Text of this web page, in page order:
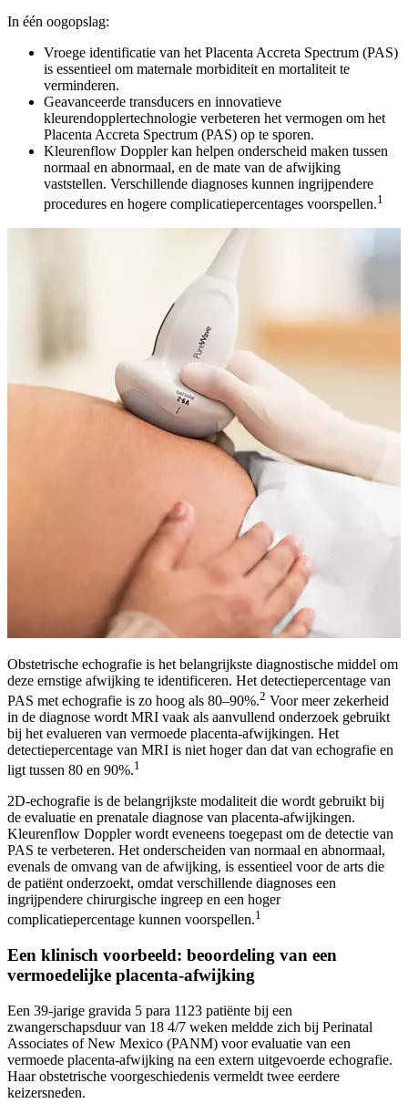
In één oogopslag:
Vroege identificatie van het Placenta Accreta Spectrum (PAS)
is essentieel om maternale morbiditeit en mortaliteit te
verminderen.
Geavanceerde transducers en innovatieve
kleurendopplertechnologie verbeteren het vermogen om het
Placenta Accreta Spectrum (PAS) op te sporen.
Kleurenflow Doppler kan helpen onderscheid maken tussen
normaal en abnormaal, en de mate van de afwijking
vaststellen. Verschillende diagnoses kunnen ingrijpendere
procedures en hogere complicatiepercentages voorspellen.1
Obstetrische echografie is het belangrijkste diagnostische middel om
deze ernstige afwijking te identificeren. Het detectiepercentage van
PAS met echografie is zo hoog als 80–90%.2 Voor meer zekerheid
in de diagnose wordt MRI vaak als aanvullend onderzoek gebruikt
bij het evalueren van vermoede placenta-afwijkingen. Het
detectiepercentage van MRI is niet hoger dan dat van echografie en
ligt tussen 80 en 90%.1
2D-echografie is de belangrijkste modaliteit die wordt gebruikt bij
de evaluatie en prenatale diagnose van placenta-afwijkingen.
Kleurenflow Doppler wordt eveneens toegepast om de detectie van
PAS te verbeteren. Het onderscheiden van normaal en abnormaal,
evenals de omvang van de afwijking, is essentieel voor de arts die
de patiënt onderzoekt, omdat verschillende diagnoses een
ingrijpendere chirurgische ingreep en een hoger
complicatiepercentage kunnen voorspellen.1
Een klinisch voorbeeld: beoordeling van een
vermoedelijke placenta-afwijking
Een 39-jarige gravida 5 para 1123 patiënte bij een
zwangerschapsduur van 18 4/7 weken meldde zich bij Perinatal
Associates of New Mexico (PANM) voor evaluatie van een
vermoede placenta-afwijking na een extern uitgevoerde echografie.
Haar obstetrische voorgeschiedenis vermeldt twee eerdere
keizersneden.